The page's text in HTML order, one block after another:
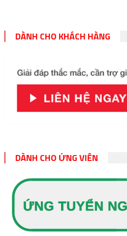
DÀNH CHO KHÁCH HÀNG
DÀNH CHO ỨNG VIÊN